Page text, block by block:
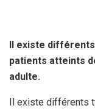
Il existe
patients atteints
adulte.
Il existe différents